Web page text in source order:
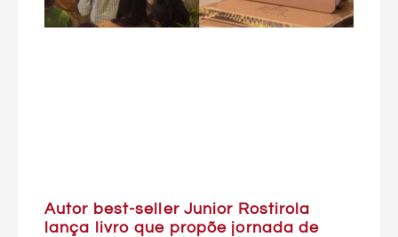
Autor best-seller Junior Rostirola
lança livro que propõe jornada de